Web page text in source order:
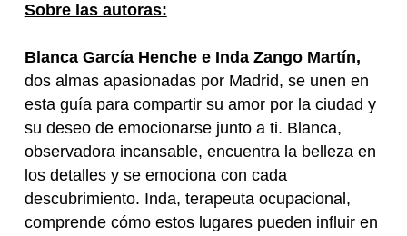
Sobre las autoras:
Blanca García Henche e Inda Zango Martín,
dos almas apasionadas por Madrid, se unen en
esta guía para compartir su amor por la ciudad y
su deseo de emocionarse junto a ti. Blanca,
observadora incansable, encuentra la belleza en
los detalles y se emociona con cada
descubrimiento. Inda, terapeuta ocupacional,
comprende cómo estos lugares pueden influir en